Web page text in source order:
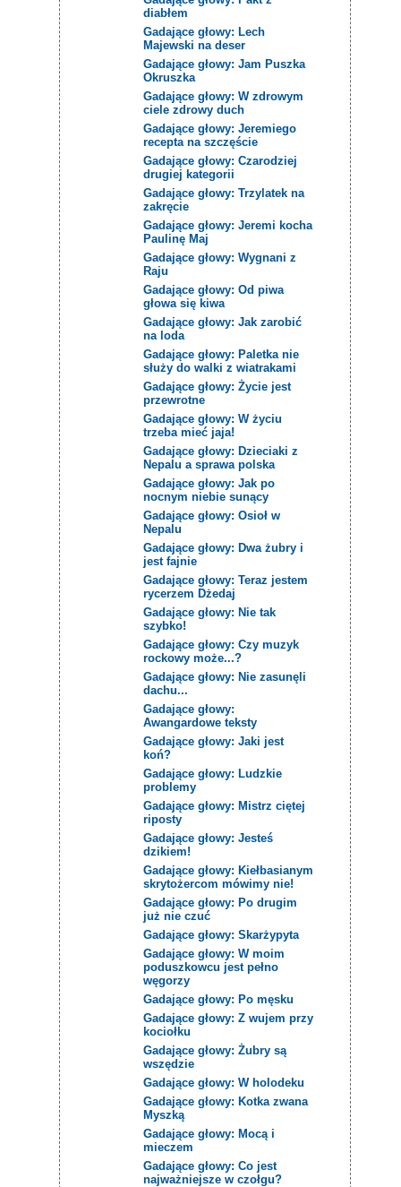
diabłem
Gadające głowy: Lech
Majewski na deser
Gadające głowy: Jam Puszka
Okruszka
Gadające głowy: W zdrowym
ciele zdrowy duch
Gadające głowy: Jeremiego
recepta na szczęście
Gadające głowy: Czarodziej
drugiej kategorii
Gadające głowy: Trzylatek na
zakręcie
Gadające głowy: Jeremi kocha
Paulinę Maj
Gadające głowy: Wygnani z
Raju
Gadające głowy: Od piwa
głowa się kiwa
Gadające głowy: Jak zarobić
na loda
Gadające głowy: Paletka nie
służy do walki z wiatrakami
Gadające głowy: Życie jest
przewrotne
Gadające głowy: W życiu
trzeba mieć jaja!
Gadające głowy: Dzieciaki z
Nepalu a sprawa polska
Gadające głowy: Jak po
nocnym niebie sunący
Gadające głowy: Osioł w
Nepalu
Gadające głowy: Dwa żubry i
jest fajnie
Gadające głowy: Teraz jestem
rycerzem Dżedaj
Gadające głowy: Nie tak
szybko!
Gadające głowy: Czy muzyk
rockowy może...?
Gadające głowy: Nie zasunęli
dachu...
Gadające głowy:
Awangardowe teksty
Gadające głowy: Jaki jest
koń?
Gadające głowy: Ludzkie
problemy
Gadające głowy: Mistrz ciętej
riposty
Gadające głowy: Jesteś
dzikiem!
Gadające głowy: Kiełbasianym
skrytożercom mówimy nie!
Gadające głowy: Po drugim
już nie czuć
Gadające głowy: Skarżypyta
Gadające głowy: W moim
poduszkowcu jest pełno
węgorzy
Gadające głowy: Po męsku
Gadające głowy: Z wujem przy
kociołku
Gadające głowy: Żubry są
wszędzie
Gadające głowy: W holodeku
Gadające głowy: Kotka zwana
Myszką
Gadające głowy: Mocą i
mieczem
Gadające głowy: Co jest
najważniejsze w czołgu?